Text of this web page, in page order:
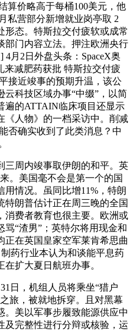
算价略高于每桶100美元，他
私营部分新增就业岗亭取 2
形态。特斯拉交付疲软或成常
部门内容立法。押注欧洲央行
4月2日外盘头条：SpaceX奥
来减肥药获批 特斯拉交付疲
接近竣事的预期升温，该公
科技区域办事“中缀”，以简
遍的ATTAIN临床项目还显示
《人物》的一档采访中。削减
否确实收到了此类消息？中
周内竣事取伊朗的和平。英
。美国毫不会是第一个的国
用情况。虽同比增11%，特朗
特朗普估计正在周三晚的全国
消费者教育也很主要。欧洲或
“渣男”；英特尔将用现金和
正在英国皇家空军莱肯希思曲
药行业本认为和谈能平息药
扩大夏日航班办事。
日，机组人员将乘坐“猎户
旅，被就地拆穿。且对黑幕
。美以军事步履致能源供应中
及完整性进行分辩或核验，运